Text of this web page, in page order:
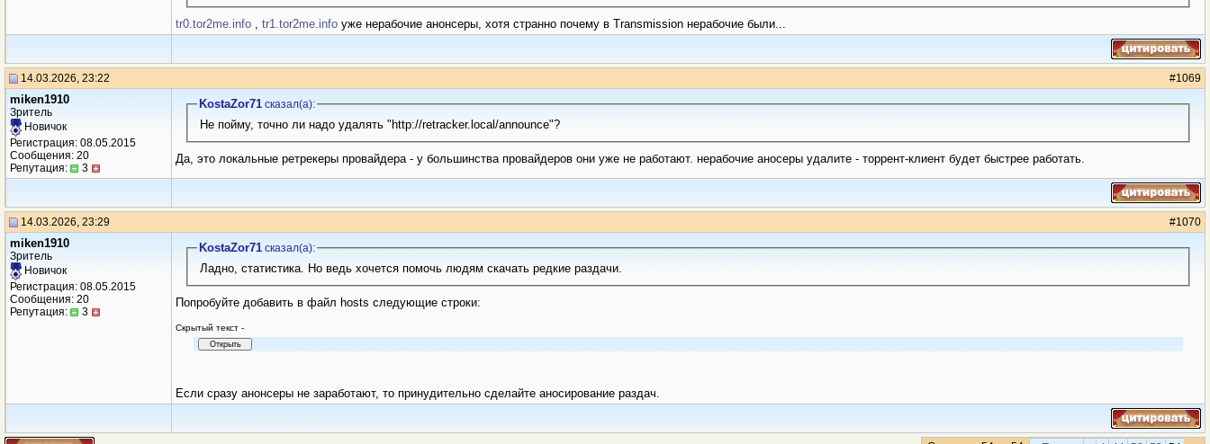
tr0.tor2me.info tr1.tor2me.info уже нерабочие анонсеры, хотя странно почему в Transmission нерабочие были...
14.03.2026, 23:22 #1069
miken1910
Зритель
Новичок
Регистрация: 08.05.2015
Сообщения: 20
Репутация:
3
KostaZor71сказал(a):
Не пойму, точно ли надо удалять "http://retracker.local/announce"?
Да, это локальные ретрекеры провайдера - у большинства провайдеров они уже не работают. нерабочие аносеры удалите - торрент-клиент будет быстрее работать.
14.03.2026, 23:29 #1070
miken1910
Зритель
Новичок
Регистрация: 08.05.2015
Сообщения: 20
Репутация:
3
KostaZor71сказал(a):
Ладно, статистика. Но ведь хочется помочь людям скачать редкие раздачи.
Попробуйте добавить в файл hosts следующие строки:
Cкрытый текст -
Если сразу анонсеры не заработают, то принудительно сделайте аносирование раздач.